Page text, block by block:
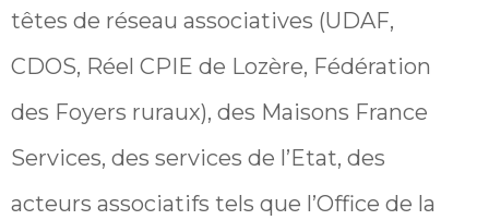
têtes de réseau associatives (UDAF,
CDOS, Réel CPIE de Lozère, Fédération
des Foyers ruraux), des Maisons France
Services, des services de l’Etat, des
acteurs associatifs tels que l’Office de la